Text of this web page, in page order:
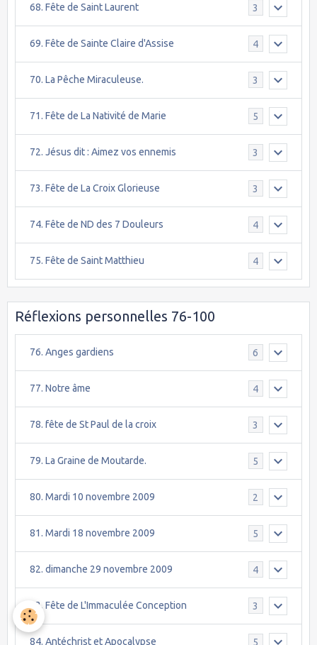
68. Fête de Saint Laurent 3
69. Fête de Sainte Claire d'Assise 4
70. La Pêche Miraculeuse. 3
71. Fête de La Nativité de Marie 5
72. Jésus dit : Aimez vos ennemis 3
73. Fête de La Croix Glorieuse 3
74. Fête de ND des 7 Douleurs 4
75. Fête de Saint Matthieu 4
Réflexions personnelles 76-100
76. Anges gardiens 6
77. Notre âme 4
78. fête de St Paul de la croix 3
79. La Graine de Moutarde. 5
80. Mardi 10 novembre 2009 2
81. Mardi 18 novembre 2009 5
82. dimanche 29 novembre 2009 4
83. Fête de L'Immaculée Conception 3
84. Antéchrist et Apocalypse 5